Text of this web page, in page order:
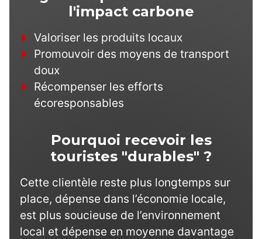
l'impact carbone
Valoriser les produits locaux
Promouvoir des moyens de transport
doux
Récompenser les efforts
écoresponsables
Pourquoi recevoir les
touristes "durables" ?
Cette clientèle reste plus longtemps sur
place, dépense dans l’économie locale,
est plus soucieuse de l’environnement
local et dépense en moyenne davantage